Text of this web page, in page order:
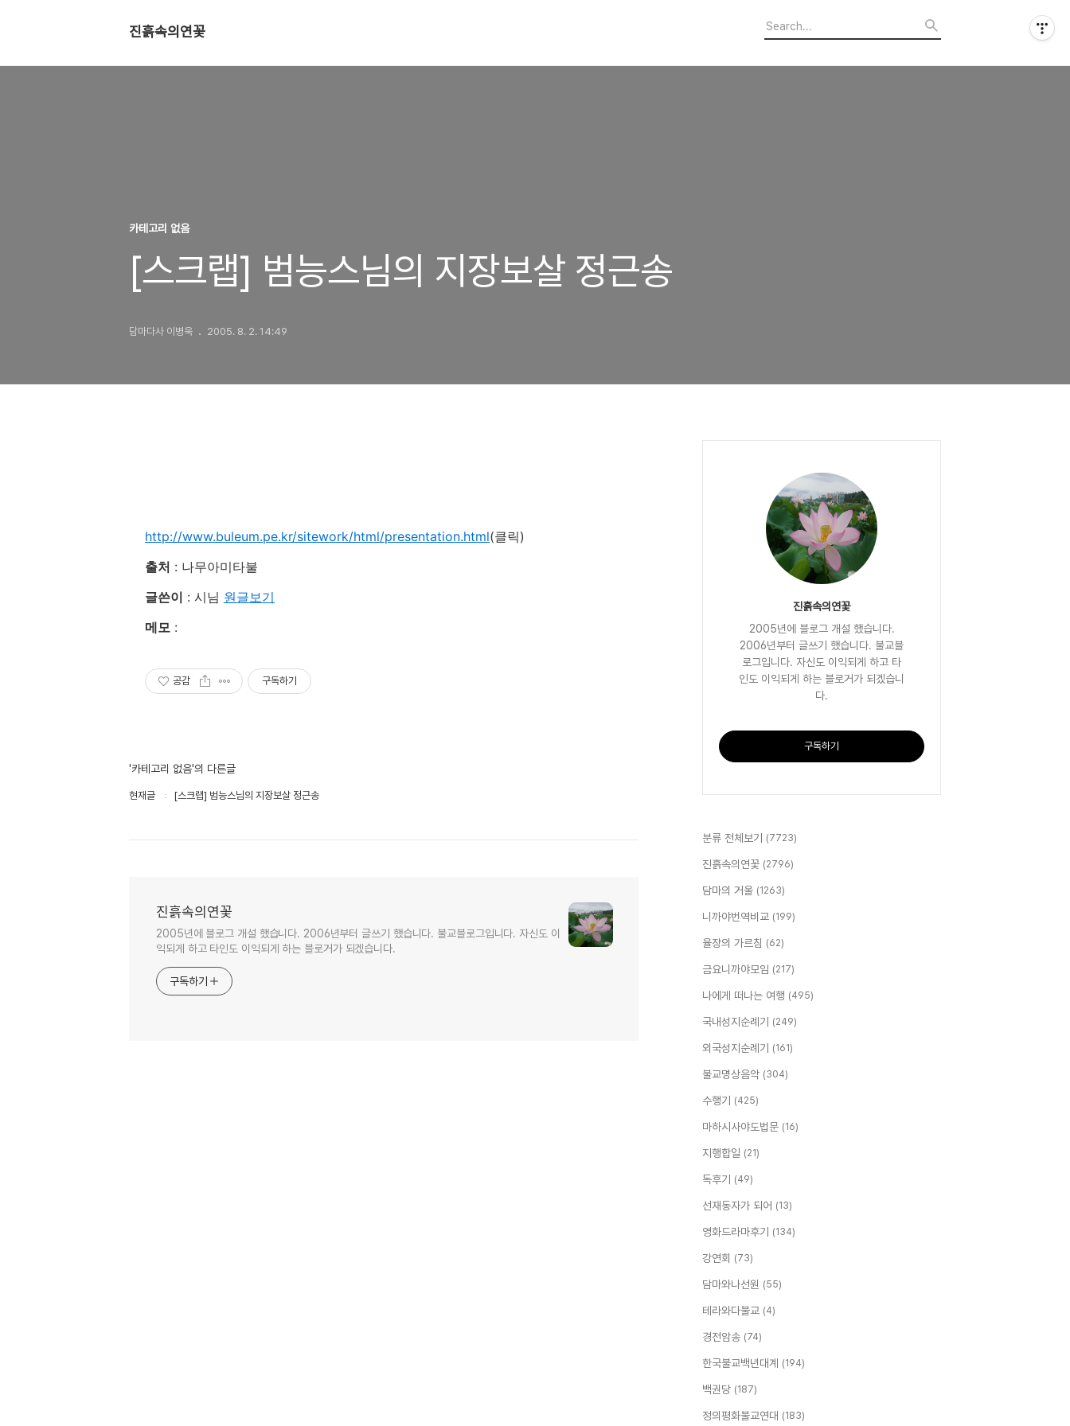
진흙속의연꽃
카테고리 없음
[스크랩] 범능스님의 지장보살 정근송
담마다사 이병욱 2005. 8. 2. 14:49
http://www.buleum.pe.kr/sitework/html/presentation.html(클릭)
출처 : 나무아미타불
글쓴이 : 시님 원글보기
메모 :
공감 구독하기
'카테고리 없음'의 다른글
현재글 [스크랩] 범능스님의 지장보살 정근송
진흙속의연꽃
2005년에 블로그 개설 했습니다. 2006년부터 글쓰기 했습니다. 불교블로그입니다. 자신도 이
익되게 하고 타인도 이익되게 하는 블로거가 되겠습니다.
구독하기
진흙속의연꽃
2005년에 블로그 개설 했습니다.
2006년부터 글쓰기 했습니다. 불교블
로그입니다. 자신도 이익되게 하고 타
인도 이익되게 하는 블로거가 되겠습니
다.
구독하기
분류 전체보기 (7723)
진흙속의연꽃 (2796)
담마의 거울 (1263)
니까야번역비교 (199)
율장의 가르침 (62)
금요니까야모임 (217)
나에게 떠나는 여행 (495)
국내성지순례기 (249)
외국성지순례기 (161)
불교명상음악 (304)
수행기 (425)
마하시사야도법문 (16)
지행합일 (21)
독후기 (49)
선재동자가 되어 (13)
영화드라마후기 (134)
강연회 (73)
담마와나선원 (55)
테라와다불교 (4)
경전암송 (74)
한국불교백년대계 (194)
백권당 (187)
정의평화불교연대 (183)